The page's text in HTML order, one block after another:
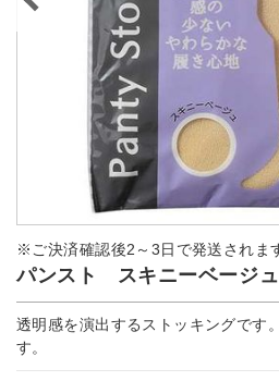
※ご決済確認後2～3日で発送されま
パンスト スキニーベージュ
透明感を演出するストッキングです
す。